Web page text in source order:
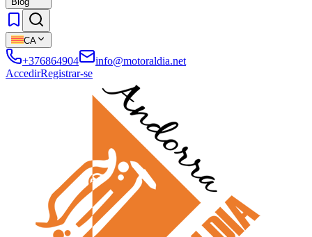
CA
+376864904
info@motoraldia.net
AccedirRegistrar-se